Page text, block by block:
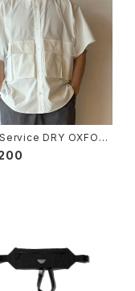
DRY OXFOR
POCKET S/S SHIRT